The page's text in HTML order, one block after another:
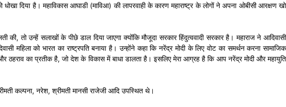
धोखा दिया है। महाविकास आघाडी (माविआ) की लापरवाही के कारण महाराष्ट्र के लोगों ने अपना ओबीसी आरक्षण खो
उन्हें सलाखों के पीछे डाल दिया जाएगा क्योंकि मौजूदा सरकार हिंदुत्ववादी सरकार है। महाराज ने आदिवासी
को भारत का राष्ट्रपति बनाया है। उन्होंने कहा कि नरेंद्र मोदी के लिए वोट का समर्थन करना सामाजिक
ठहराव का प्रतीक है, जो देश के विकास में बाधा डालता है। इसलिए मेरा आग्रह है कि आप नरेंद्र मोदी और महायुति
कल्पना, नरेश, श्रीमती मानसी राजेजी आदि उपस्थित थे।